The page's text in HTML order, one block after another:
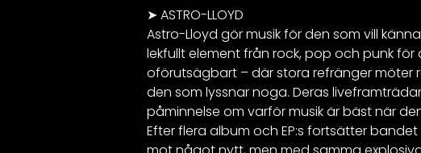
➤ASTRO-LLOYD
Astro-Lloyd gör musik för den som vill
lekfullt element från rock, pop och punk
oförutsägbart – där stora refränger möter
den som lyssnar noga. Deras
påminnelse om varför musik är bäst när
Efter flera album och EP:s fortsätter